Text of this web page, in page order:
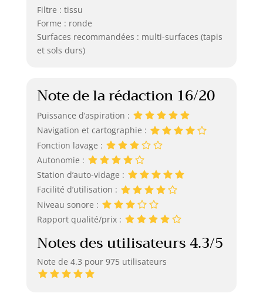
Filtre : tissu
Forme : ronde
Surfaces recommandées : multi-surfaces (tapis
et sols durs)
Note de la rédaction 16/20
Puissance d’aspiration :
Navigation et cartographie :
Fonction lavage :
Autonomie :
Station d’auto-vidage :
Facilité d’utilisation :
Niveau sonore :
Rapport qualité/prix :
Notes des utilisateurs 4.3/5
Note de 4.3 pour 975 utilisateurs